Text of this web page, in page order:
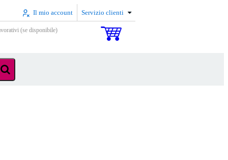
Il mio account Servizio clienti
(se disponibile)